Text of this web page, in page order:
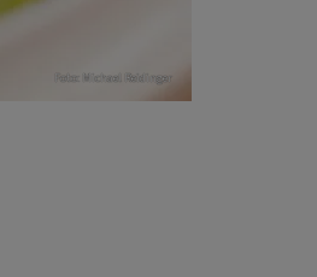
Foto: Michael Reidinger